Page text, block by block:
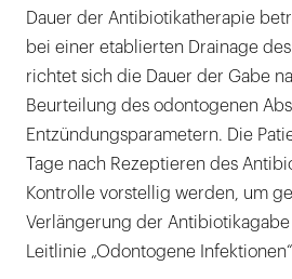
Dauer der Antibiotikatherapie
bei einer etablierten Drainage des
richtet sich die Dauer der Gabe
Beurteilung des odontogenen
Entzündungsparametern. Die
Tage nach Rezeptieren des
Kontrolle vorstellig werden, um
Verlängerung der
Leitlinie „Odontogene